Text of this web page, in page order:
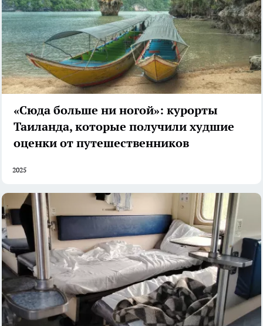
«Сюда больше ни ногой»: курорты
Таиланда, которые получили худшие
оценки от путешественников
2025